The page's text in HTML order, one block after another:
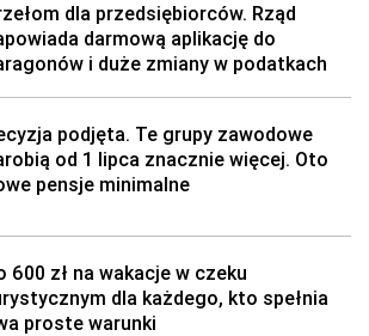
dla przedsiębiorców. Rząd
darmową aplikację do
i duże zmiany w podatkach
podjęta. Te grupy zawodowe
od 1 lipca znacznie więcej. Oto
pensje minimalne
600 zł na wakacje w czeku
dla każdego, kto spełnia
proste warunki